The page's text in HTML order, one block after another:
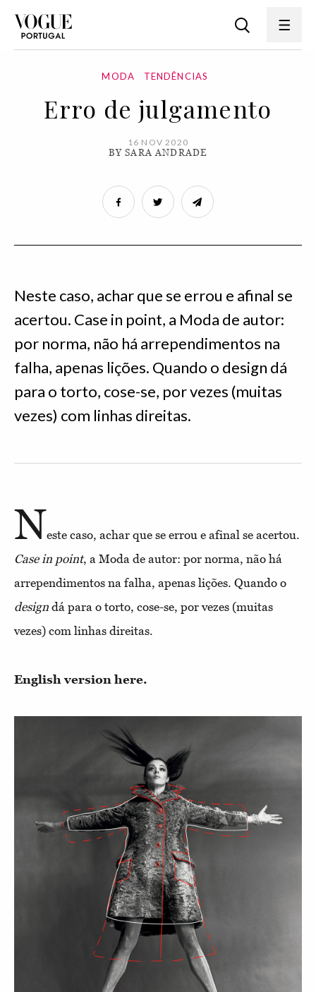
MODA TENDÊNCIAS
Erro de julgamento
16 NOV 2020
BY SARA ANDRADE
Neste caso, achar que se errou e afinal se
acertou. Case in point, a Moda de autor:
por norma, não há arrependimentos na
falha, apenas lições. Quando o design dá
para o torto, cose-se, por vezes (muitas
vezes) com linhas direitas.
Neste caso, achar que se errou e afinal se acertou.
Case in point, a Moda de autor: por norma, não há
arrependimentos na falha, apenas lições. Quando o
design dá para o torto, cose-se, por vezes (muitas
vezes) com linhas direitas.
English version here.